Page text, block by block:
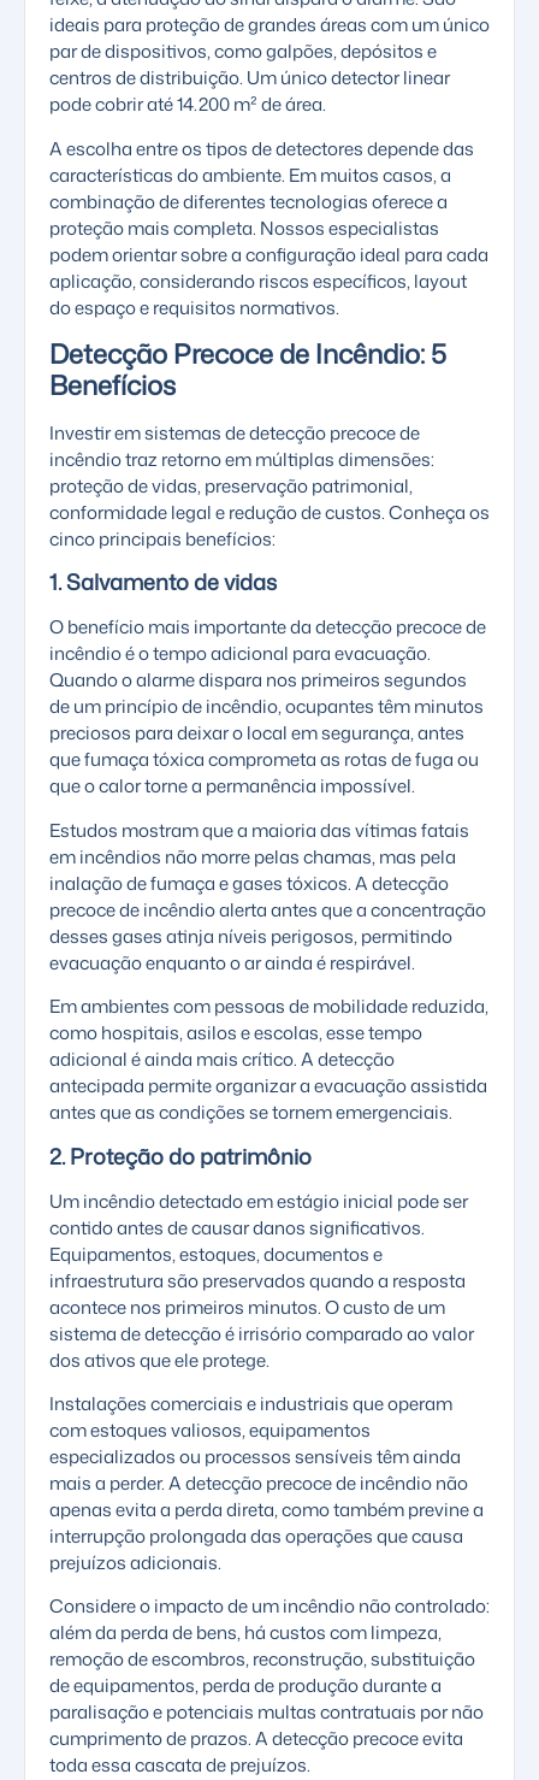
ideais para proteção de grandes áreas com um único
par de dispositivos, como galpões, depósitos e
centros de distribuição. Um único detector linear
pode cobrir até 14.200 m² de área.
A escolha entre os tipos de detectores depende das
características do ambiente. Em muitos casos, a
combinação de diferentes tecnologias oferece a
proteção mais completa. Nossos especialistas
podem orientar sobre a configuração ideal para cada
aplicação, considerando riscos específicos, layout
do espaço e requisitos normativos.
Detecção Precoce de Incêndio: 5
Benefícios
Investir em sistemas de detecção precoce de
incêndio traz retorno em múltiplas dimensões:
proteção de vidas, preservação patrimonial,
conformidade legal e redução de custos. Conheça os
cinco principais benefícios:
1. Salvamento de vidas
O benefício mais importante da detecção precoce de
incêndio é o tempo adicional para evacuação.
Quando o alarme dispara nos primeiros segundos
de um princípio de incêndio, ocupantes têm minutos
preciosos para deixar o local em segurança, antes
que fumaça tóxica comprometa as rotas de fuga ou
que o calor torne a permanência impossível.
Estudos mostram que a maioria das vítimas fatais
em incêndios não morre pelas chamas, mas pela
inalação de fumaça e gases tóxicos. A detecção
precoce de incêndio alerta antes que a concentração
desses gases atinja níveis perigosos, permitindo
evacuação enquanto o ar ainda é respirável.
Em ambientes com pessoas de mobilidade reduzida,
como hospitais, asilos e escolas, esse tempo
adicional é ainda mais crítico. A detecção
antecipada permite organizar a evacuação assistida
antes que as condições se tornem emergenciais.
2. Proteção do patrimônio
Um incêndio detectado em estágio inicial pode ser
contido antes de causar danos significativos.
Equipamentos, estoques, documentos e
infraestrutura são preservados quando a resposta
acontece nos primeiros minutos. O custo de um
sistema de detecção é irrisório comparado ao valor
dos ativos que ele protege.
Instalações comerciais e industriais que operam
com estoques valiosos, equipamentos
especializados ou processos sensíveis têm ainda
mais a perder. A detecção precoce de incêndio não
apenas evita a perda direta, como também previne a
interrupção prolongada das operações que causa
prejuízos adicionais.
Considere o impacto de um incêndio não controlado:
além da perda de bens, há custos com limpeza,
remoção de escombros, reconstrução, substituição
de equipamentos, perda de produção durante a
paralisação e potenciais multas contratuais por não
cumprimento de prazos. A detecção precoce evita
toda essa cascata de prejuízos.